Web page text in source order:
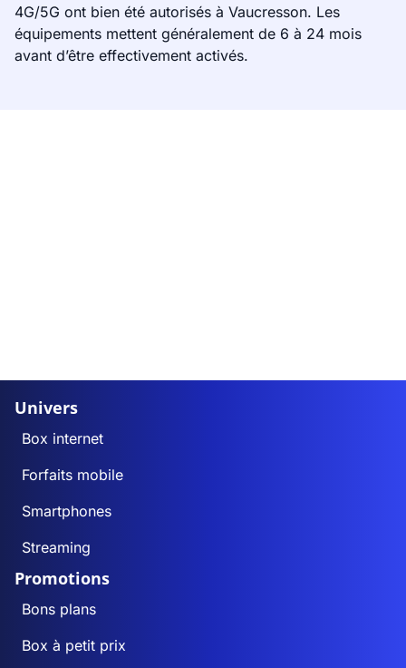
4G/5G ont bien été autorisés à Vaucresson. Les
équipements mettent généralement de 6 à 24 mois
avant d’être effectivement activés.
Univers
Box internet
Forfaits mobile
Smartphones
Streaming
Promotions
Bons plans
Box à petit prix